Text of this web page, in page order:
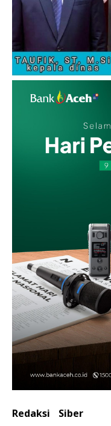
Redaksi Siber